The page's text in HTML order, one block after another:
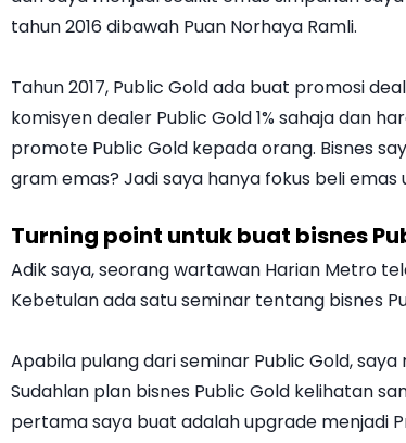
tahun 2016 dibawah Puan Norhaya Ramli.
Tahun 2017, Public Gold ada buat promosi
komisyen dealer Public Gold 1% sahaja dan
promote Public Gold kepada orang. Bisnes
gram emas? Jadi saya hanya fokus beli emas
Turning point untuk buat bisnes
Adik saya, seorang wartawan Harian Metro
Kebetulan ada satu seminar tentang bisnes
Apabila pulang dari seminar Public Gold,
Sudahlan plan bisnes Public Gold kelihatan
pertama saya buat adalah upgrade menjadi